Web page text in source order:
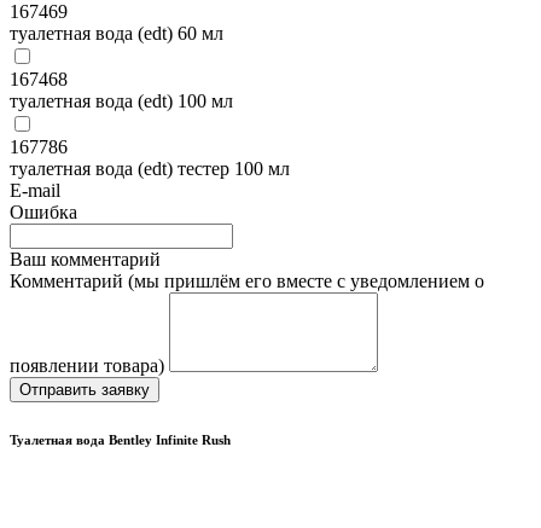
167469
туалетная вода (edt) 60 мл
167468
туалетная вода (edt) 100 мл
167786
туалетная вода (edt) тестер 100 мл
E-mail
Ошибка
Ваш комментарий
Комментарий (мы пришлём его вместе с уведомлением о
появлении товара)
Отправить заявку
Туалетная вода Bentley Infinite Rush